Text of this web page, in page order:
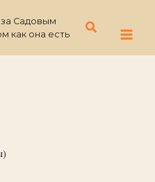
Садовым
как она есть
Поиск